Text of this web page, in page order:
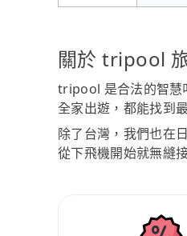
關於 tripool
tripool 是合法的智慧
全家出遊，都能找到
除了台灣，我們也在
從下飛機開始就無縫